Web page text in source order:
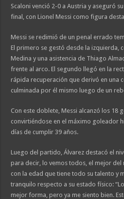
Scaloni venció 2-0 a Austria y aseguró
final, con Lionel Messi como figura
Messi se redimió de un penal errado
El primero se gestó desde la izquierda,
Medina y una asistencia de Thiago
frente al arco. El segundo llegó en la
rápida recuperación que derivó en una
culminada por él mismo luego de un
Con este doblete, Messi alcanzó los 18
convirtiéndose en el máximo goleador
días de cumplir 39 años.
Luego del partido, Álvarez destacó el
para decir, lo vemos todos, el mejor
con la edad que tiene todo su talento y
tranquilo respecto a su estado físico:
mejor forma, pero ya me siento bien.